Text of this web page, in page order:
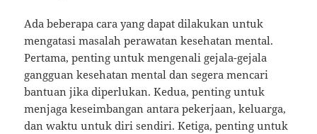
Ada beberapa cara yang dapat dilakukan untuk
mengatasi masalah perawatan kesehatan mental.
Pertama, penting untuk mengenali gejala-gejala
gangguan kesehatan mental dan segera mencari
bantuan jika diperlukan. Kedua, penting untuk
menjaga keseimbangan antara pekerjaan, keluarga,
dan waktu untuk diri sendiri. Ketiga, penting untuk